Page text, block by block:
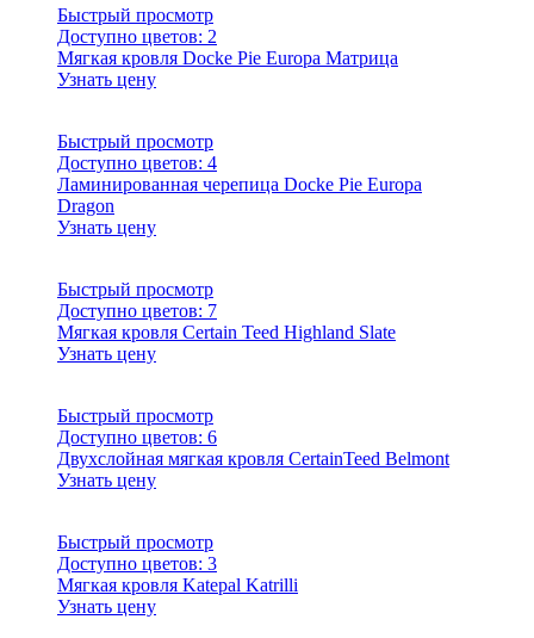
Быстрый просмотр
Доступно цветов: 2
Мягкая кровля Docke Pie Europa Матрица
Узнать цену
Быстрый просмотр
Доступно цветов: 4
Ламинированная черепица Docke Pie Europa
Dragon
Узнать цену
Быстрый просмотр
Доступно цветов: 7
Мягкая кровля Certain Teed Highland Slate
Узнать цену
Быстрый просмотр
Доступно цветов: 6
Двухслойная мягкая кровля CertainTeed Belmont
Узнать цену
Быстрый просмотр
Доступно цветов: 3
Мягкая кровля Katepal Katrilli
Узнать цену